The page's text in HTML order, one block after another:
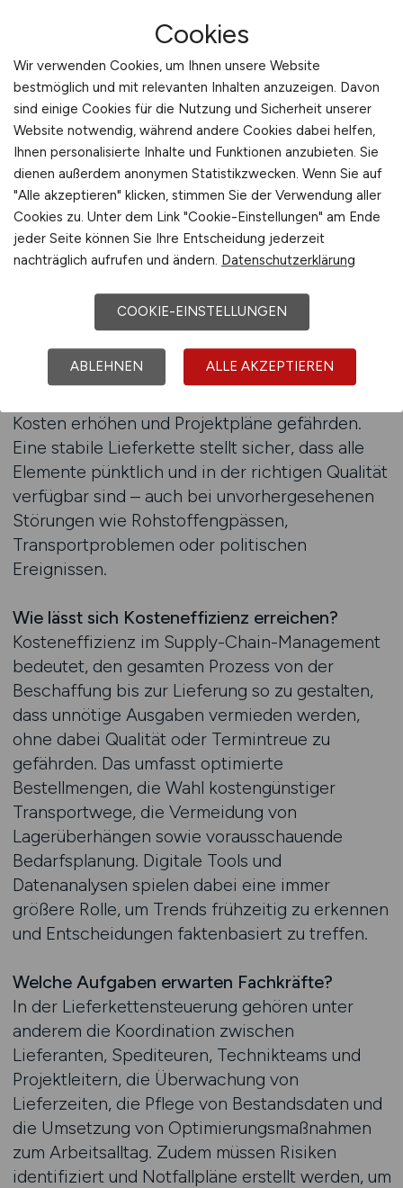
Aufgabe – von der strategischen Planung bis
zur operativen Steuerung. Über den Jobfinder
auf ENERGIE.JOBS finden Sie gezielt
Stellenangebote, in denen Sie Ihre
Kompetenzen in der Lieferkettensteuerung
einbringen und damit aktiv zum Erfolg
energiebezogener Projekte beitragen können.
Warum sind stabile Lieferketten so wichtig?
Die Energiebranche ist oft von komplexen,
Komponenten für Windkraftanlagen,
Photovoltaiksysteme oder Batteriespeicher
kommen häufig aus verschiedenen Ländern und
müssen termingerecht am Einsatzort eintreffen.
Kosten erhöhen und Projektpläne gefährden.
Eine stabile Lieferkette stellt sicher, dass alle
Elemente pünktlich und in der richtigen Qualität
verfügbar sind – auch bei unvorhergesehenen
Störungen wie Rohstoffengpässen,
Transportproblemen oder politischen
Ereignissen.
Wie lässt sich Kosteneffizienz erreichen?
Kosteneffizienz im Supply-Chain-Management
bedeutet, den gesamten Prozess von der
Beschaffung bis zur Lieferung so zu gestalten,
dass unnötige Ausgaben vermieden werden,
ohne dabei Qualität oder Termintreue zu
gefährden. Das umfasst optimierte
Bestellmengen, die Wahl kostengünstiger
Transportwege, die Vermeidung von
Lagerüberhängen sowie vorausschauende
Bedarfsplanung. Digitale Tools und
Datenanalysen spielen dabei eine immer
größere Rolle, um Trends frühzeitig zu erkennen
und Entscheidungen faktenbasiert zu treffen.
Welche Aufgaben erwarten Fachkräfte?
In der Lieferkettensteuerung gehören unter
anderem die Koordination zwischen
Lieferanten, Spediteuren, Technikteams und
Projektleitern, die Überwachung von
Lieferzeiten, die Pflege von Bestandsdaten und
die Umsetzung von Optimierungsmaßnahmen
zum Arbeitsalltag. Zudem müssen Risiken
identifiziert und Notfallpläne erstellt werden, um
Cookies
Wir verwenden Cookies, um Ihnen unsere Website
bestmöglich und mit relevanten Inhalten anzuzeigen. Davon
sind einige Cookies für die Nutzung und Sicherheit unserer
Website notwendig, während andere Cookies dabei helfen,
Ihnen personalisierte Inhalte und Funktionen anzubieten. Sie
dienen außerdem anonymen Statistikzwecken. Wenn Sie auf
"Alle akzeptieren" klicken, stimmen Sie der Verwendung aller
Cookies zu. Unter dem Link "Cookie-Einstellungen" am Ende
jeder Seite können Sie Ihre Entscheidung jederzeit
nachträglich aufrufen und ändern. Datenschutzerklärung
COOKIE-EINSTELLUNGEN
ABLEHNEN ALLE AKZEPTIEREN